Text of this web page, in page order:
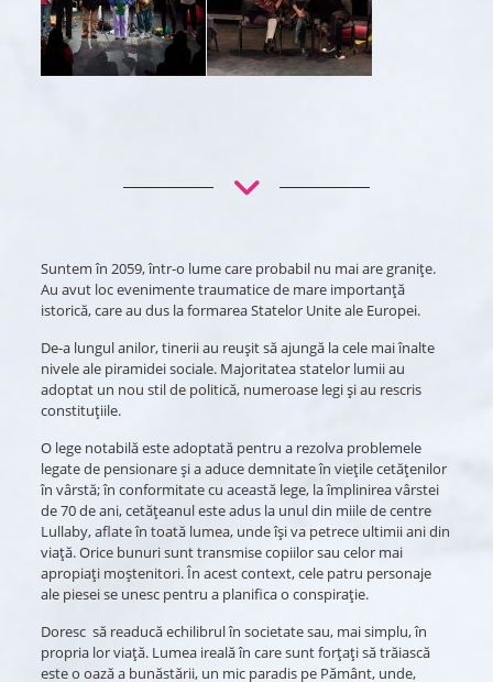
Suntem în 2059, într-o lume care probabil nu mai are granițe.
Au avut loc evenimente traumatice de mare importanță
istorică, care au dus la formarea Statelor Unite ale Europei.
De-a lungul anilor, tinerii au reușit să ajungă la cele mai înalte
nivele ale piramidei sociale. Majoritatea statelor lumii au
adoptat un nou stil de politică, numeroase legi și au rescris
constituțiile.
O lege notabilă este adoptată pentru a rezolva problemele
legate de pensionare și a aduce demnitate în viețile cetățenilor
în vârstă; în conformitate cu această lege, la împlinirea vârstei
de 70 de ani, cetățeanul este adus la unul din miile de centre
Lullaby, aflate în toată lumea, unde își va petrece ultimii ani din
viață. Orice bunuri sunt transmise copiilor sau celor mai
apropiați moștenitori. În acest context, cele patru personaje
ale piesei se unesc pentru a planifica o conspirație.
Doresc să readucă echilibrul în societate sau, mai simplu, în
propria lor viață. Lumea ireală în care sunt forțați să trăiască
este o oază a bunăstării, un mic paradis pe Pământ, unde,